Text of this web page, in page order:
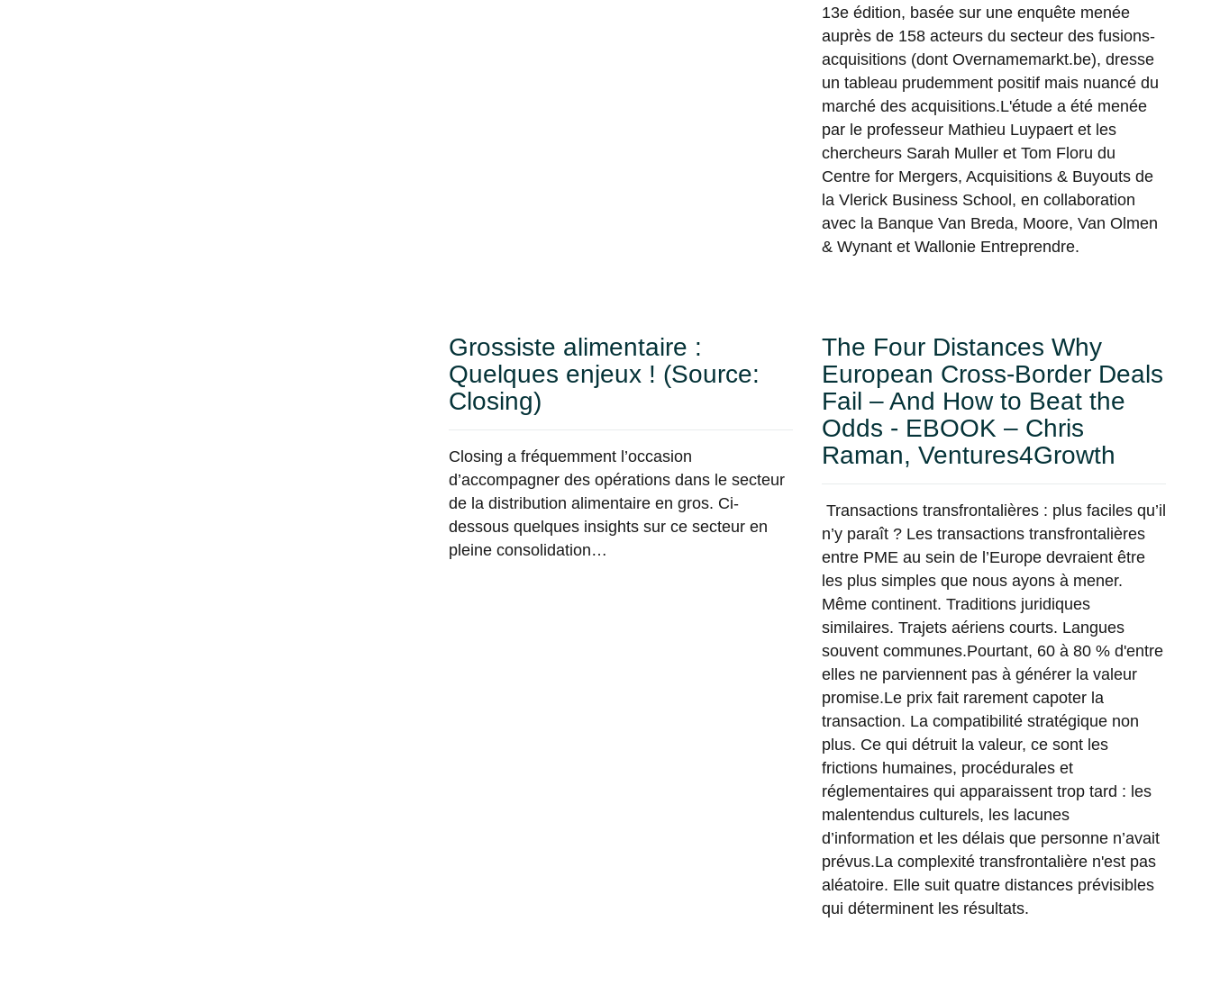
13e édition, basée sur une enquête menée
auprès de 158 acteurs du secteur des fusions-
acquisitions (dont Overnamemarkt.be), dresse
un tableau prudemment positif mais nuancé du
marché des acquisitions.L'étude a été menée
par le professeur Mathieu Luypaert et les
chercheurs Sarah Muller et Tom Floru du
Centre for Mergers, Acquisitions & Buyouts de
la Vlerick Business School, en collaboration
avec la Banque Van Breda, Moore, Van Olmen
& Wynant et Wallonie Entreprendre.
Grossiste alimentaire :
Quelques enjeux ! (Source:
Closing)
Closing a fréquemment l’occasion
d’accompagner des opérations dans le secteur
de la distribution alimentaire en gros. Ci-
dessous quelques insights sur ce secteur en
pleine consolidation…
The Four Distances Why
European Cross-Border Deals
Fail – And How to Beat the
Odds - EBOOK – Chris
Raman, Ventures4Growth
Transactions transfrontalières : plus faciles qu’il
n’y paraît ? Les transactions transfrontalières
entre PME au sein de l’Europe devraient être
les plus simples que nous ayons à mener.
Même continent. Traditions juridiques
similaires. Trajets aériens courts. Langues
souvent communes.Pourtant, 60 à 80 % d'entre
elles ne parviennent pas à générer la valeur
promise.Le prix fait rarement capoter la
transaction. La compatibilité stratégique non
plus. Ce qui détruit la valeur, ce sont les
frictions humaines, procédurales et
réglementaires qui apparaissent trop tard : les
malentendus culturels, les lacunes
d’information et les délais que personne n’avait
prévus.La complexité transfrontalière n'est pas
aléatoire. Elle suit quatre distances prévisibles
qui déterminent les résultats.